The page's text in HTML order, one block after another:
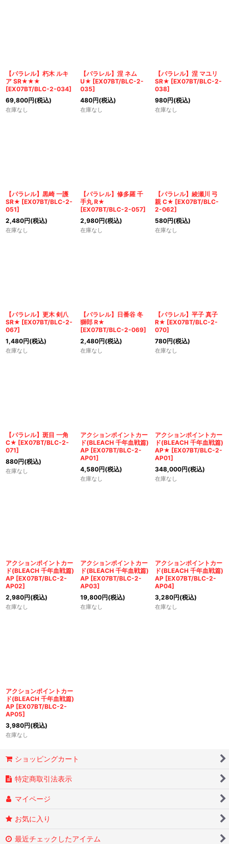
【パラレル】朽木 ルキ
ア SR★★★
[EX07BT/BLC-2-034]
69,800円(税込)
在庫なし
【パラレル】涅 ネム
U★ [EX07BT/BLC-2-
035]
480円(税込)
在庫なし
【パラレル】涅 マユリ
SR★ [EX07BT/BLC-2-
038]
980円(税込)
在庫なし
【パラレル】黒崎 一護
SR★ [EX07BT/BLC-2-
051]
2,480円(税込)
在庫なし
【パラレル】修多羅 千
手丸 R★
[EX07BT/BLC-2-057]
2,980円(税込)
在庫なし
【パラレル】綾瀬川 弓
親 C★ [EX07BT/BLC-
2-062]
580円(税込)
在庫なし
【パラレル】更木 剣八
SR★ [EX07BT/BLC-2-
067]
1,480円(税込)
在庫なし
【パラレル】日番谷 冬
獅郎 R★
[EX07BT/BLC-2-069]
2,480円(税込)
在庫なし
【パラレル】平子 真子
R★ [EX07BT/BLC-2-
070]
780円(税込)
在庫なし
【パラレル】斑目 一角
C★ [EX07BT/BLC-2-
071]
880円(税込)
在庫なし
アクションポイントカー
ド(BLEACH 千年血戦篇)
AP [EX07BT/BLC-2-
AP01]
4,580円(税込)
在庫なし
アクションポイントカー
ド(BLEACH 千年血戦篇)
AP★ [EX07BT/BLC-2-
AP01]
348,000円(税込)
在庫なし
アクションポイントカー
ド(BLEACH 千年血戦篇)
AP [EX07BT/BLC-2-
AP02]
2,980円(税込)
在庫なし
アクションポイントカー
ド(BLEACH 千年血戦篇)
AP [EX07BT/BLC-2-
AP03]
19,800円(税込)
在庫なし
アクションポイントカー
ド(BLEACH 千年血戦篇)
AP [EX07BT/BLC-2-
AP04]
3,280円(税込)
在庫なし
アクションポイントカー
ド(BLEACH 千年血戦篇)
AP [EX07BT/BLC-2-
AP05]
3,980円(税込)
在庫なし
ショッピングカート
特定商取引法表示
マイページ
お気に入り
最近チェックしたアイテム